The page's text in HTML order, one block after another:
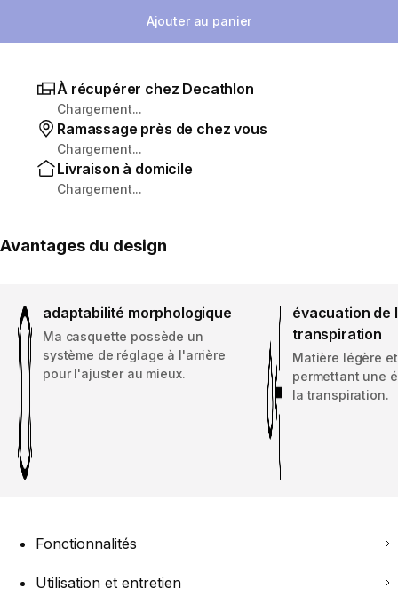
Ajouter au panier
À récupérer chez Decathlon
Chargement...
Ramassage près de chez vous
Chargement...
Livraison à domicile
Chargement...
Avantages du design
adaptabilité morphologique
Ma casquette possède un
système de réglage à l'arrière
pour l'ajuster au mieux.
évacuation de
transpiration
Matière légère
permettant une
la transpiration.
Fonctionnalités
Utilisation et entretien